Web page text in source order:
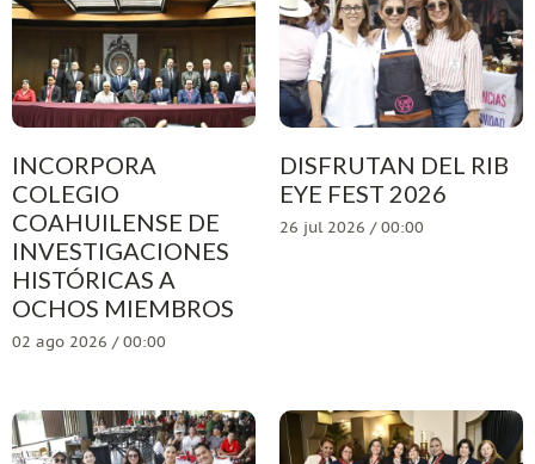
INCORPORA
COLEGIO
COAHUILENSE DE
INVESTIGACIONES
HISTÓRICAS A
OCHOS MIEMBROS
02 ago 2026 / 00:00
DISFRUTAN DEL RIB
EYE FEST 2026
26 jul 2026 / 00:00